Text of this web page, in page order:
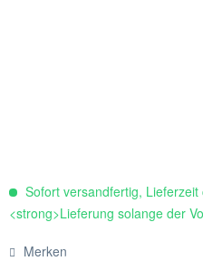
Sofort versandfertig,
<strong>Lieferung solange der
Merken